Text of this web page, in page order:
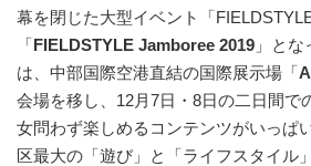
幕を閉じた大型イベント「
「FIELDSTYLE Jamboree 2019 」と
は、中部国際空港直結の国際展示場「
会場を移し、12月7日・8日の二日間で
女問わず楽しめるコンテンツがいっぱ
区最大の「遊び」と「ライフスタイル